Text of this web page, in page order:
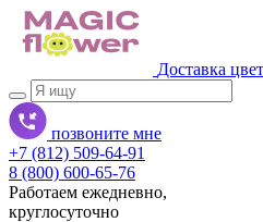
Доставка
позвоните мне
+7 (812) 509-64-91
8 (800) 600-65-76
Работаем ежедневно,
круглосуточно